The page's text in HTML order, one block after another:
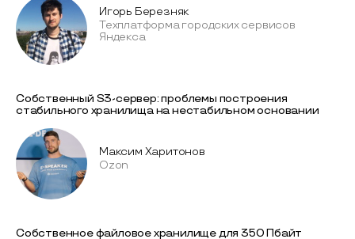
Игорь Березняк
Техплатформа городских сервисов
Яндекса
Собственный S3-сервер: проблемы построения
стабильного хранилища на нестабильном основании
Максим Харитонов
Ozon
Собственное файловое хранилище для 350 Пбайт